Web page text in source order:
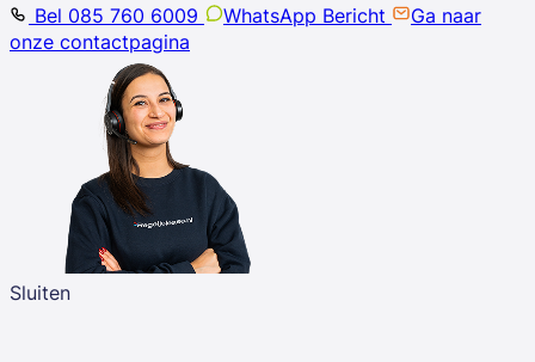
Bel 085 760 6009
WhatsApp Bericht
Ga naar
onze contactpagina
Sluiten